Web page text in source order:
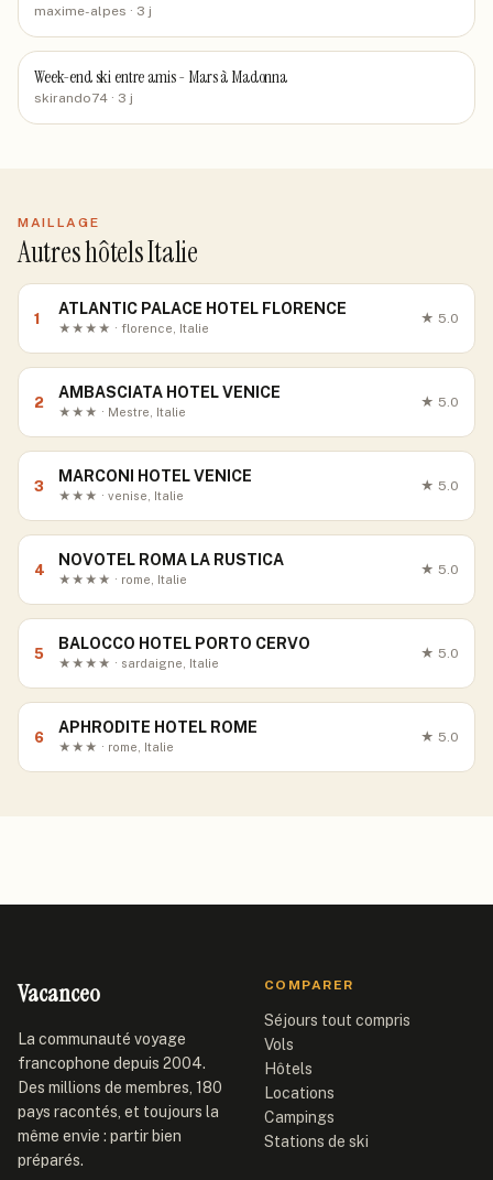
maxime-alpes · 3 j
Week-end ski entre amis - Mars à Madonna
skirando74 · 3 j
MAILLAGE
Autres hôtels Italie
1
ATLANTIC PALACE HOTEL FLORENCE
★★★★ · florence, Italie
★ 5.0
2
AMBASCIATA HOTEL VENICE
★★★ · Mestre, Italie
★ 5.0
3
MARCONI HOTEL VENICE
★★★ · venise, Italie
★ 5.0
4
NOVOTEL ROMA LA RUSTICA
★★★★ · rome, Italie
★ 5.0
5
BALOCCO HOTEL PORTO CERVO
★★★★ · sardaigne, Italie
★ 5.0
6
APHRODITE HOTEL ROME
★★★ · rome, Italie
★ 5.0
Vacanceo
La communauté voyage
francophone depuis 2004.
Des millions de membres, 180
pays racontés, et toujours la
même envie : partir bien
préparés.
COMPARER
Séjours tout compris
Vols
Hôtels
Locations
Campings
Stations de ski